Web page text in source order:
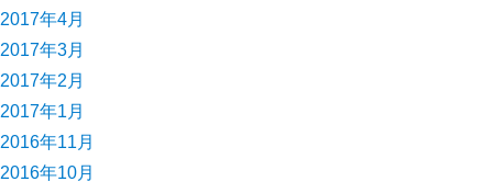
2017年4月
2017年3月
2017年2月
2017年1月
2016年11月
2016年10月